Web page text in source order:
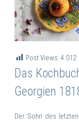
Post Views: 4.012
Das
Georgien
Der Sohn des